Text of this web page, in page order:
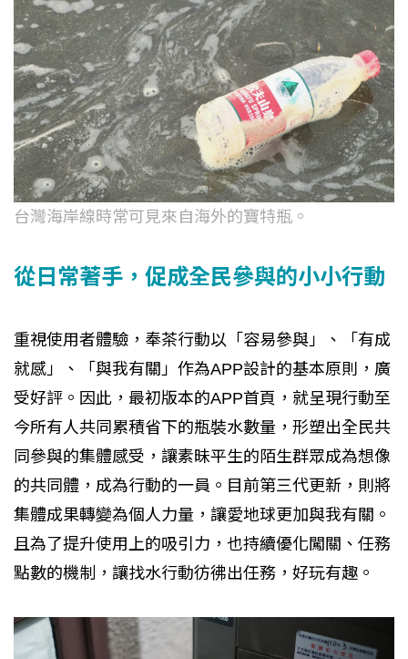
台灣海岸線時常可見來自海外的寶特瓶。
從日常著手，促成全民參與的小小行動
重視使用者體驗，奉茶行動以「容易參與」、「有成
就感」、「與我有關」作為APP設計的基本原則，廣
受好評。因此，最初版本的APP首頁，就呈現行動至
今所有人共同累積省下的瓶裝水數量，形塑出全民共
同參與的集體感受，讓素昧平生的陌生群眾成為想像
的共同體，成為行動的一員。目前第三代更新，則將
集體成果轉變為個人力量，讓愛地球更加與我有關。
且為了提升使用上的吸引力，也持續優化闖關、任務
點數的機制，讓找水行動彷彿出任務，好玩有趣。